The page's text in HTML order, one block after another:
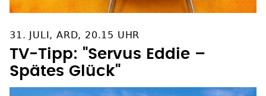
31. JULI, ARD, 20.15 UHR
TV-Tipp: "Servus Eddie –
Spätes Glück"